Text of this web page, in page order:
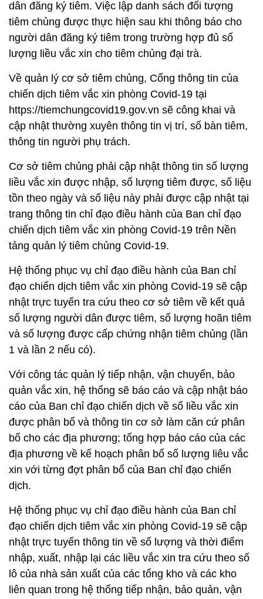
dân đăng ký tiêm. Việc lập danh sách đối tượng
tiêm chủng được thực hiện sau khi thông báo cho
người dân đăng ký tiêm trong trường hợp đủ số
lượng liều vắc xin cho tiêm chủng đại trà.
Về quản lý cơ sở tiêm chủng, Cổng thông tin của
chiến dịch tiêm vắc xin phòng Covid-19 tại
https://tiemchungcovid19.gov.vn sẽ công khai và
cập nhật thường xuyên thông tin vị trí, số bàn tiêm,
thông tin người phụ trách.
Cơ sở tiêm chủng phải cập nhật thông tin số lượng
liều vắc xin được nhập, số lượng tiêm được, số liệu
tồn theo ngày và số liệu này phải được cập nhật tại
trang thông tin chỉ đạo điều hành của Ban chỉ đạo
chiến dịch tiêm vắc xin phòng Covid-19 trên Nền
tảng quản lý tiêm chủng Covid-19.
Hệ thống phục vụ chỉ đạo điều hành của Ban chỉ
đạo chiến dịch tiêm vắc xin phòng Covid-19 sẽ cập
nhật trực tuyến tra cứu theo cơ sở tiêm về kết quả
số lượng người dân được tiêm, số lượng hoãn tiêm
và số lượng được cấp chứng nhận tiêm chủng (lần
1 và lần 2 nếu có).
Với công tác quản lý tiếp nhận, vận chuyển, bảo
quản vắc xin, hệ thống sẽ báo cáo và cập nhật báo
cáo của Ban chỉ đạo chiến dịch về số liều vắc xin
được phân bổ và thông tin cơ sở làm căn cứ phân
bổ cho các địa phương; tổng hợp báo cáo của các
địa phương về kế hoạch phân bổ số lượng liêu vắc
xin với từng đợt phân bổ của Ban chỉ đạo chiến
dịch.
Hệ thống phục vụ chỉ đạo điều hành của Ban chỉ
đạo chiến dịch tiêm vắc xin phòng Covid-19 sẽ cập
nhật trực tuyến thông tin về số lượng và thời điểm
nhập, xuất, nhập lại các liều vắc xin tra cứu theo số
lô của nhà sản xuất của các tổng kho và các kho
liên quan trong hệ thống tiếp nhận, bảo quản, vận